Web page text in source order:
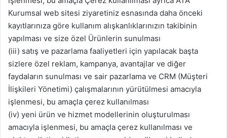
Kurumsal web sitesi ziyaretiniz esnasında daha önceki
kayıtlarınıza göre kullanım alışkanlıklarınızın takibinin
yapılması ve size özel Ürünlerin sunulması
(iii) satış ve pazarlama faaliyetleri için yapılacak başta
sizlere özel reklam, kampanya, avantajlar ve diğer
faydaların sunulması ve sair pazarlama ve CRM (Müşteri
İlişkileri Yönetimi) çalışmalarının yürütülmesi amacıyla
işlenmesi, bu amaçla çerez kullanılması
(iv) yeni ürün ve hizmet modellerinin oluşturulması
amacıyla işlenmesi, bu amaçla çerez kullanılması ve